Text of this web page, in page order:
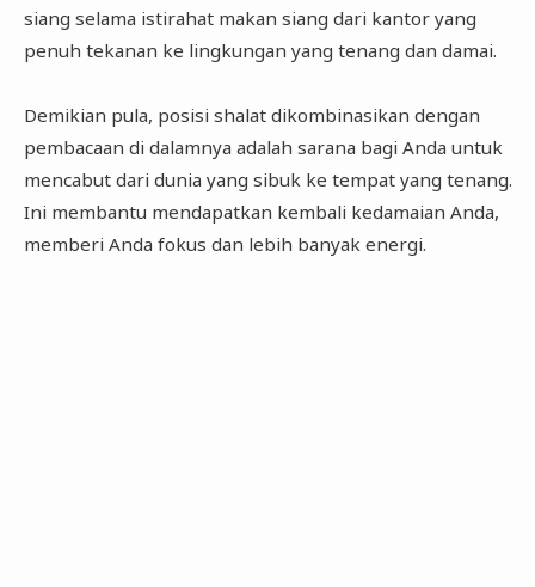
siang selama istirahat makan siang dari kantor yang
penuh tekanan ke lingkungan yang tenang dan damai.
Demikian pula, posisi shalat dikombinasikan dengan
pembacaan di dalamnya adalah sarana bagi Anda untuk
mencabut dari dunia yang sibuk ke tempat yang tenang.
Ini membantu mendapatkan kembali kedamaian Anda,
memberi Anda fokus dan lebih banyak energi.